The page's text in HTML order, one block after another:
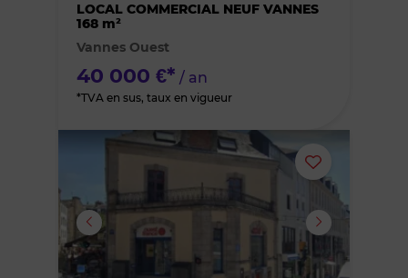
LOCAL COMMERCIAL NEUF VANNES
168 m²
Vannes Ouest
40 000 €* / an
*TVA en sus, taux en vigueur
Ajouter
ou